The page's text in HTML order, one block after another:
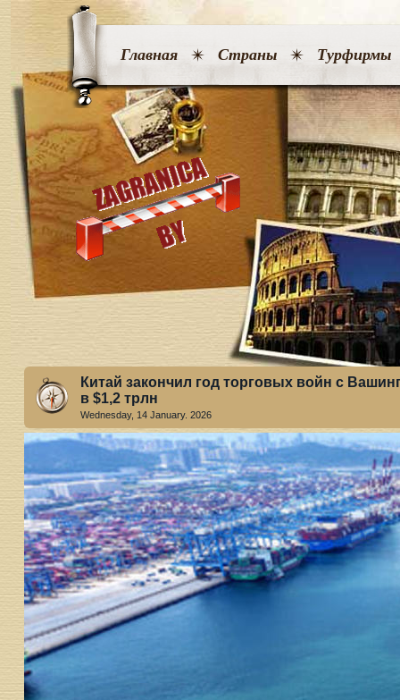
Главная Страны Турфирмы
Китай закончил год торговых войн с
в $1,2 трлн
Wednesday, 14 January. 2026